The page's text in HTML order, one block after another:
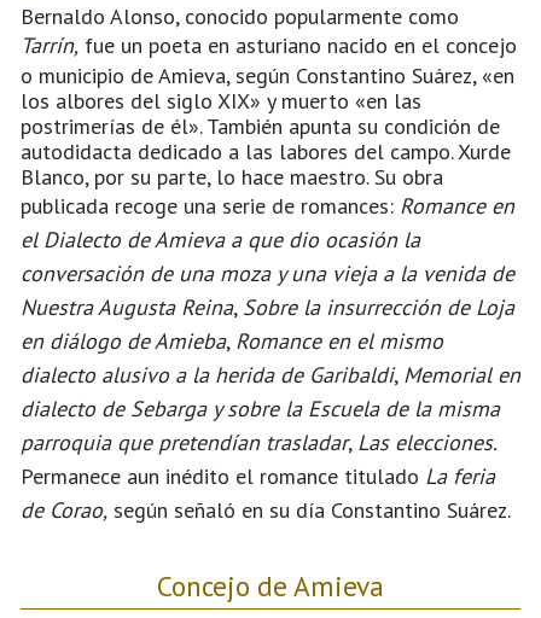
Bernaldo Alonso, conocido popularmente como
Tarrín, fue un poeta en asturiano nacido en el concejo
o municipio de Amieva, según Constantino Suárez, «en
los albores del siglo XIX» y muerto «en las
postrimerías de él». También apunta su condición de
autodidacta dedicado a las labores del campo. Xurde
Blanco, por su parte, lo hace maestro. Su obra
publicada recoge una serie de romances: Romance en
el Dialecto de Amieva a que dio ocasión la
conversación de una moza y una vieja a la venida de
Nuestra Augusta Reina, Sobre la insurrección de Loja
en diálogo de Amieba, Romance en el mismo
dialecto alusivo a la herida de Garibaldi, Memorial en
dialecto de Sebarga y sobre la Escuela de la misma
parroquia que pretendían trasladar, Las elecciones.
Permanece aun inédito el romance titulado La feria
de Corao, según señaló en su día Constantino Suárez.
Concejo de Amieva